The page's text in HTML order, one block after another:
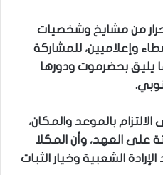
من مشايخ وشخصيات
وإعلاميين، للمشاركة
يليق بحضرموت ودورها
بالموعد والمكان،
العهد، وأن المكلا
الشعبية وخيار الثبات